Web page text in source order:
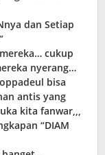
dan Setiap
cukup
nyerang…
bisa
antis yang
kita fanwar,,,
“DIAM